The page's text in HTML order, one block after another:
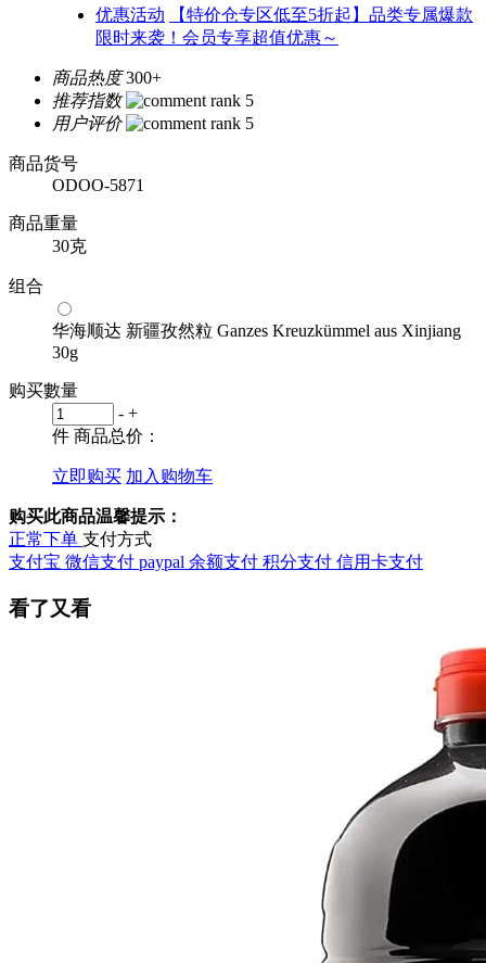
优惠活动
【特价仓专区低至5折起】品类专属爆款
限时来袭！会员专享超值优惠～
商品热度 300+
推荐指数
用户评价
商品货号
ODOO-5871
商品重量
30克
组合
华海顺达 新疆孜然粒 Ganzes Kreuzkümmel aus Xinjiang
30g
购买數量
- +
件 商品总价：
立即购买 加入购物车
购买此商品温馨提示：
正常下单 支付方式
支付宝 微信支付 paypal 余额支付 积分支付 信用卡支付
看了又看